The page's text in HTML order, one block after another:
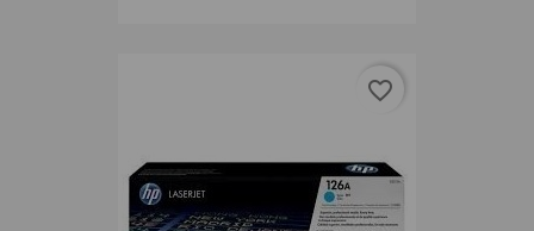
favorite_border